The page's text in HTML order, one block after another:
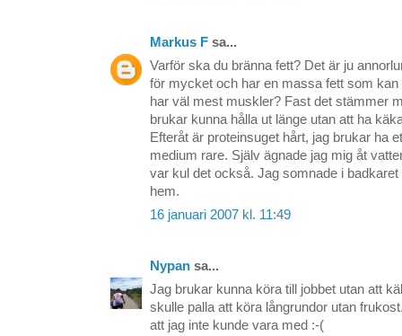
Markus F sa...
Varför ska du bränna fett? Det är ju
för mycket och har en massa fett som
har väl mest muskler? Fast det stämmer
brukar kunna hålla ut länge utan att ha
Efteråt är proteinsuget hårt, jag brukar ha
medium rare. Själv ägnade jag mig åt
var kul det också. Jag somnade i
hem.
16 januari 2007 kl. 11:49
Nypan sa...
Jag brukar kunna köra till jobbet utan att
skulle palla att köra långrundor utan
att jag inte kunde vara med :-(